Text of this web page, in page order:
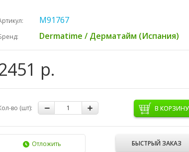
М91767
Dermatime / Дерматайм (Испания)
р.
во (шт): В КОРЗИНУ
БЫСТРЫЙ ЗАКАЗ
Отложить